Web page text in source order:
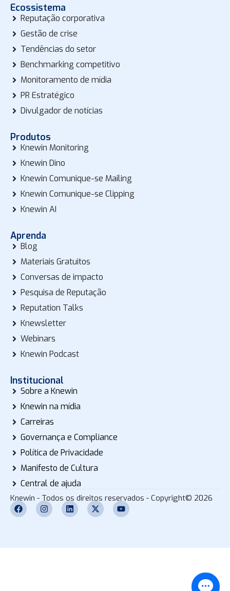
Ecossistema
Reputação corporativa
Gestão de crise
Tendências do setor
Benchmarking competitivo
Monitoramento de mídia
PR Estratégico
Divulgador de notícias
Produtos
Knewin Monitoring
Knewin Dino
Knewin Comunique-se Mailing
Knewin Comunique-se Clipping
Knewin AI
Aprenda
Blog
Materiais Gratuitos
Conversas de impacto
Pesquisa de Reputação
Reputation Talks
Knewsletter
Webinars
Knewin Podcast
Institucional
Sobre a Knewin
Knewin na mídia
Carreiras
Governança e Compliance
Política de Privacidade
Manifesto de Cultura
Central de ajuda
Knewin - Todos os direitos reservados - Copyright© 2026